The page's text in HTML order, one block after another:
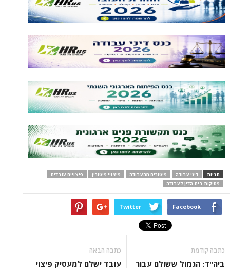
תגיות דיני עבודה פיטורים מהעבודה פיצויי פיטורין
פיצויים עובדים
פסיקות בית הדין לעבודה
Facebook
Twitter
כתבה קודמת
ביה"ד: הגמול ששולם עבור
כתבה הבאה
עובד ישלם למעסיק פיצוי